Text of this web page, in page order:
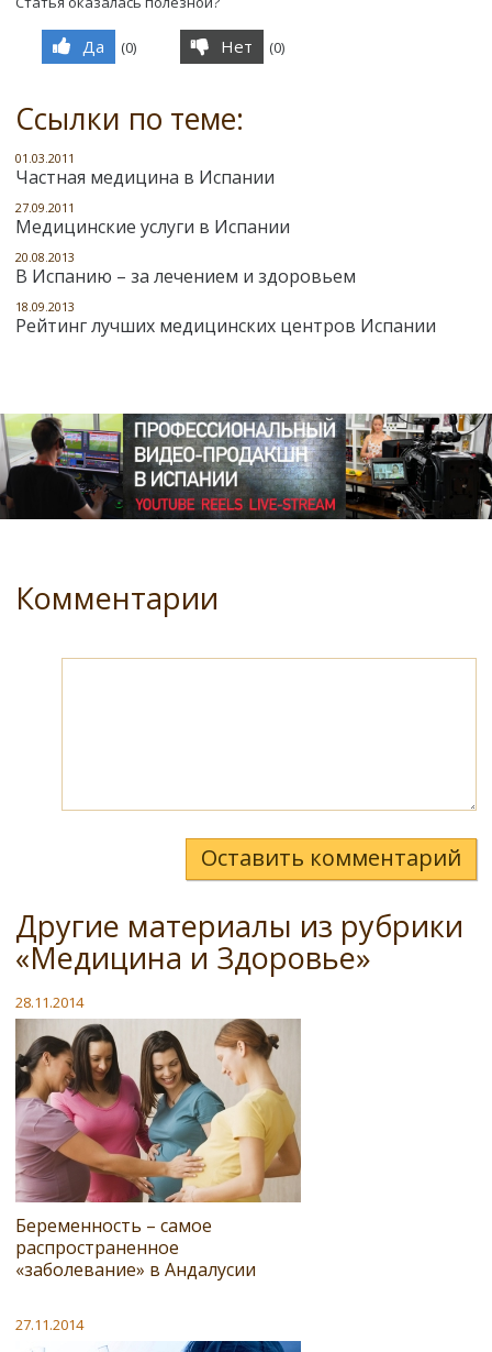
Да (0) Нет (0)
Ссылки по теме:
01.03.2011
Частная медицина в Испании
27.09.2011
Медицинские услуги в Испании
20.08.2013
В Испанию – за лечением и здоровьем
18.09.2013
Рейтинг лучших медицинских центров Испании
Комментарии
Оставить комментарий
Другие материалы из рубрики
«Медицина и Здоровье»
28.11.2014
Беременность – самое
распространенное
«заболевание» в Андалусии
27.11.2014